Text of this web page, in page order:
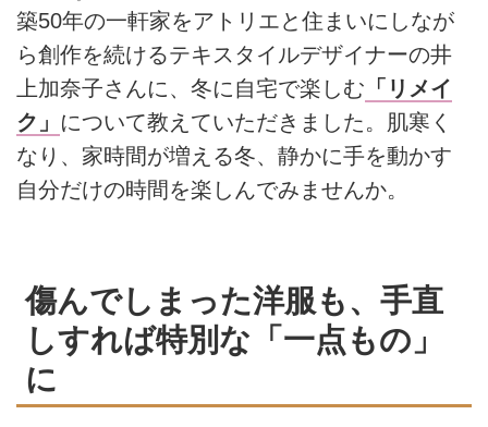
築50年の一軒家をアトリエと住まいにしなが
ら創作を続けるテキスタイルデザイナーの井
上加奈子さんに、冬に自宅で楽しむ 「リメイ
ク」 について教えていただきました。肌寒く
なり、家時間が増える冬、静かに手を動かす
自分だけの時間を楽しんでみませんか。
傷んでしまった洋服も、手直
しすれば特別な「一点もの」
に